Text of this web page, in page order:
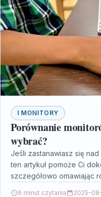
I MONITORY
Porównanie
wybrać?
Jeśli zastanawiasz się
ten artykuł pomoże Ci
szczegółowo omawiając
6 minut czytania 2025-